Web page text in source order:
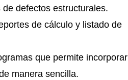
defectos estructurales.
de cálculo y listado de
que permite incorporar
manera sencilla.